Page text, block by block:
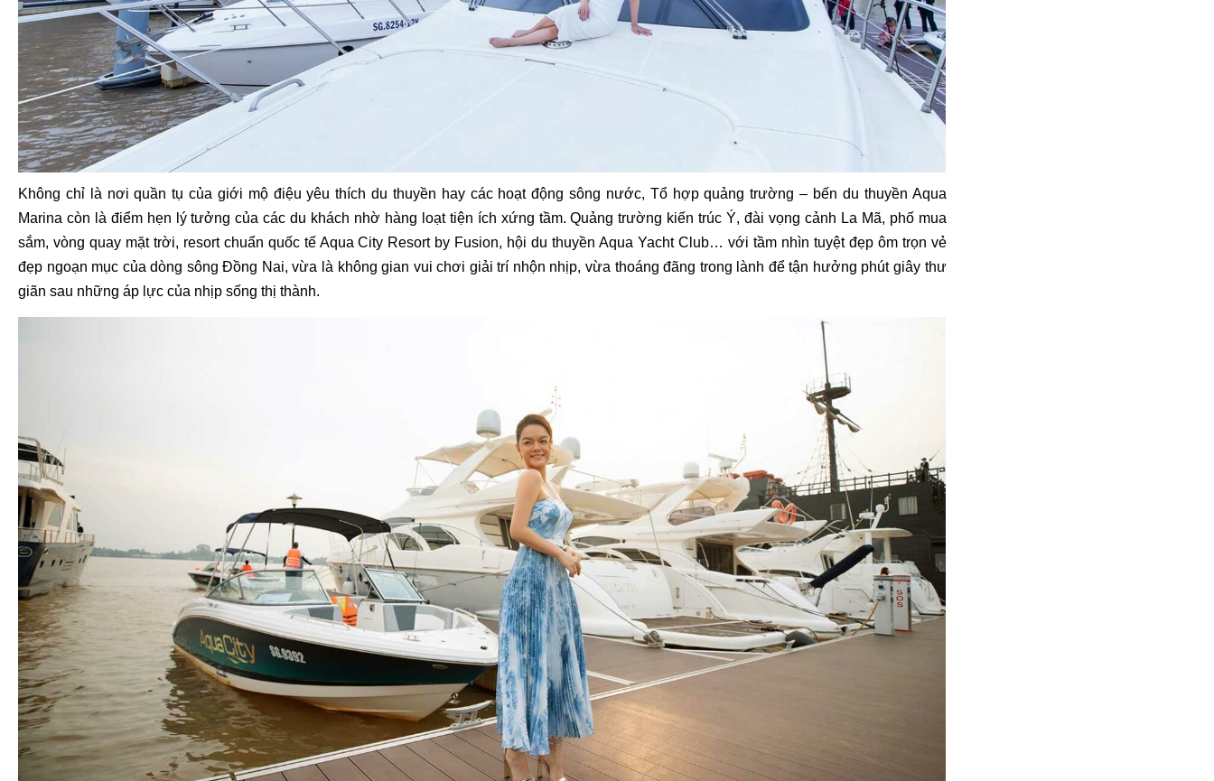
Không chỉ là nơi quần tụ của giới mộ điệu yêu thích du thuyền hay các hoạt động sông nước, Tổ hợp quảng trường – bến du thuyền Aqua
Marina còn là điểm hẹn lý tưởng của các du khách nhờ hàng loạt tiện ích xứng tầm. Quảng trường kiến trúc Ý, đài vọng cảnh La Mã, phố mua
sắm, vòng quay mặt trời, resort chuẩn quốc tế Aqua City Resort by Fusion, hội du thuyền Aqua Yacht Club… với tầm nhìn tuyệt đẹp ôm trọn vẻ
đẹp ngoạn mục của dòng sông Đồng Nai, vừa là không gian vui chơi giải trí nhộn nhịp, vừa thoáng đãng trong lành để tận hưởng phút giây thư
giãn sau những áp lực của nhịp sống thị thành.